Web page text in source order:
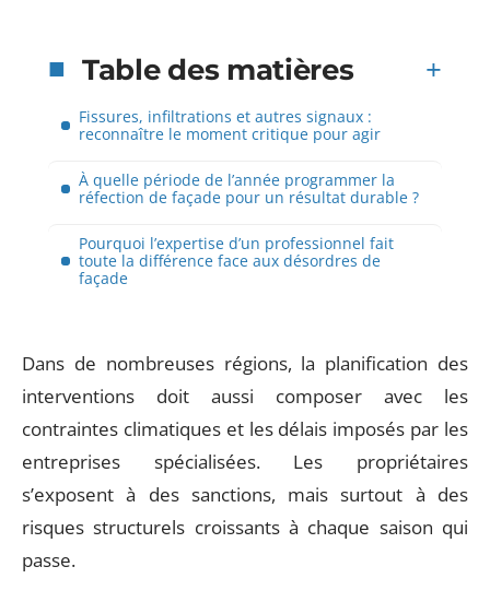
Table des matières
Fissures, infiltrations et autres signaux :
reconnaître le moment critique pour agir
À quelle période de l’année programmer la
réfection de façade pour un résultat durable ?
Pourquoi l’expertise d’un professionnel fait
toute la différence face aux désordres de
façade
Dans de nombreuses régions, la planification des
interventions doit aussi composer avec les
contraintes climatiques et les délais imposés par les
entreprises spécialisées. Les propriétaires
s’exposent à des sanctions, mais surtout à des
risques structurels croissants à chaque saison qui
passe.